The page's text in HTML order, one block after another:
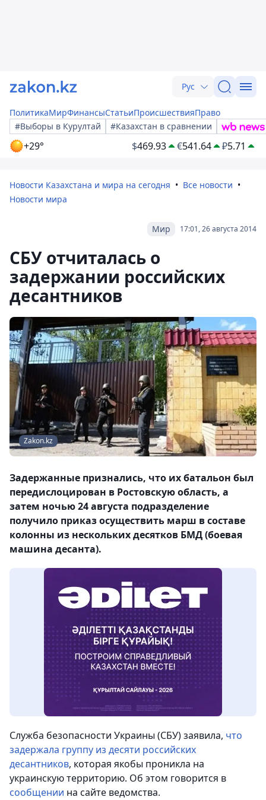
Рус
ПолитикаМирФинансыСтатьиПроисшествияПраво
#Выборы в Курултай
#Казахстан в сравнении
+29° $469.93 €541.64 ₽5.71
Новости Казахстана и мира на сегодня
Все новости
Новости мира
17:01, 26 августа 2014
Мир
СБУ отчиталась о
задержании российских
десантников
Zakon.kz
Задержанные признались, что их батальон был
передислоцирован в Ростовскую область, а
затем ночью 24 августа подразделение
получило приказ осуществить марш в составе
колонны из нескольких десятков БМД (боевая
машина десанта).
Служба безопасности Украины (СБУ) заявила, что
задержала группу из десяти российских
десантников, которая якобы проникла на
украинскую территорию. Об этом говорится в
сообщении на сайте ведомства.